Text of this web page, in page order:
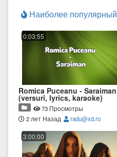
Наиболее популярный
0:03:55
Romica Puceanu - Saraiman
(versuri, lyrics, karaoke)
73 Просмотры
2 лет Назад
radu@xd.ro
3:00:00